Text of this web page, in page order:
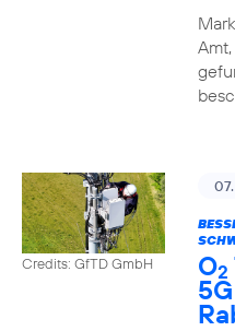
Credits: GfTD GmbH O2